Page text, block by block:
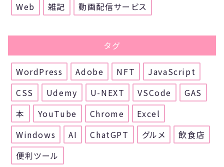
Web
雑記 動画配信サービス
タグ
WordPress Adobe NFT
JavaScript
CSS
Udemy U-NEXT VSCode
GAS
本
YouTube Chrome
Excel
Windows
AI ChatGPT グルメ
飲食店
便利ツール